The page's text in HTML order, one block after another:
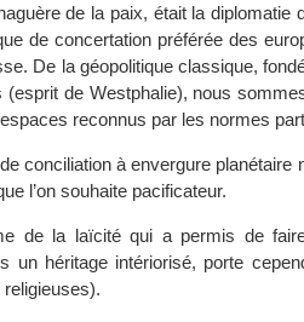
de la paix, était la
de concertation préférée des
De la géopolitique classique,
(esprit de Westphalie), nous
reconnus par les normes
conciliation à envergure planétaire
l’on souhaite pacificateur.
de la laïcité qui a permis de
un héritage intériorisé, porte